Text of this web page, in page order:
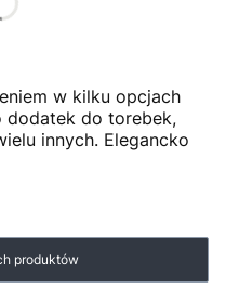
w kilku opcjach
dodatek do torebek,
innych. Elegancko
produktów